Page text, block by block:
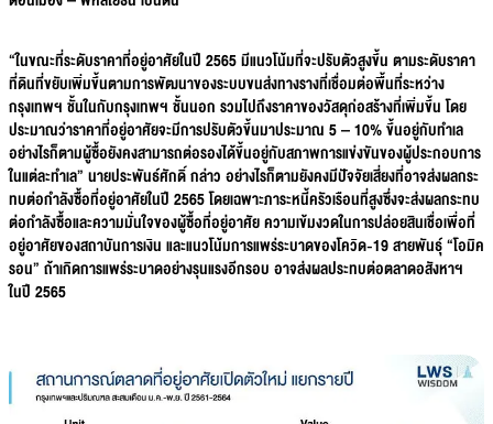
“ในขณะที่ระดับราคาที่อยู่อาศัยในปี 2565 มีแนวโน้มที่จะปรับตัวสูงขึ้น ตามระดับราคา
ที่ดินที่ขยับเพิ่มขึ้นตามการพัฒนาของระบบขนส่งทางรางที่เชื่อมต่อพื้นที่ระหว่าง
กรุงเทพฯ ชั้นในกับกรุงเทพฯ ชั้นนอก รวมไปถึงราคาของวัสดุก่อสร้างที่เพิ่มขึ้น โดย
ประมาณว่าราคาที่อยู่อาศัยจะมีการปรับตัวขึ้นมาประมาณ 5 – 10% ขึ้นอยู่กับทำเล
อย่างไรก็ตามผู้ซื้อยังคงสามารถต่อรองได้ขึ้นอยู่กับสภาพการแข่งขันของผู้ประกอบการ
ในแต่ละทำเล” นายประพันธ์ศักดิ์ กล่าว อย่างไรก็ตามยังคงมีปัจจัยเสี่ยงที่อาจส่งผลกระ
ทบต่อกำลังซื้อที่อยู่อาศัยในปี 2565 โดยเฉพาะภาระหนี้ครัวเรือนที่สูงซึ่งจะส่งผลกระทบ
ต่อกำลังซื้อและความมั่นใจของผู้ซื้อที่อยู่อาศัย ความเข้มงวดในการปล่อยสินเชื่อเพื่อที่
อยู่อาศัยของสถาบันการเงิน และแนวโน้มการแพร่ระบาดของโควิด-19 สายพันธ์ุ “โอมิค
รอน” ถ้าเกิดการแพร่ระบาดอย่างรุนแรงอีกรอบ อาจส่งผลประทบต่อตลาดอสังหาฯ
ในปี 2565